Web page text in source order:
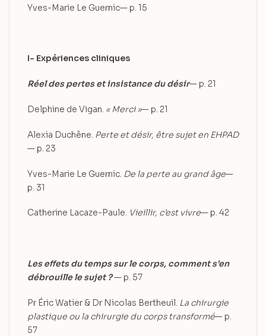
Yves-Marie Le Guernic— p. 15
I- Expériences cliniques
Réel des pertes et insistance du désir— p. 21
Delphine de Vigan. « Merci »— p. 21
Alexia Duchêne. Perte et désir, être sujet en EHPAD
— p. 23
Yves-Marie Le Guernic. De la perte au grand âge—
p. 31
Catherine Lacaze-Paule. Vieillir, c’est vivre— p. 42
Les effets du temps sur le corps, comment s’en
débrouille le sujet ?— p. 57
Pr Éric Watier & Dr Nicolas Bertheuil. La chirurgie
plastique ou la chirurgie du corps transformé— p.
57